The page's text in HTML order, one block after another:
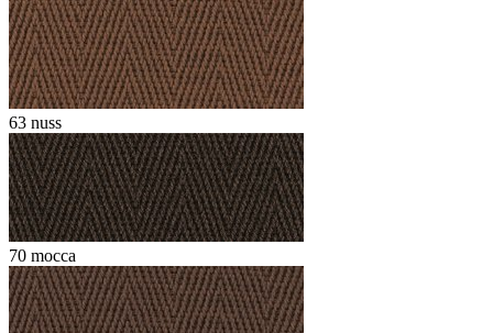
63 nuss
70 mocca